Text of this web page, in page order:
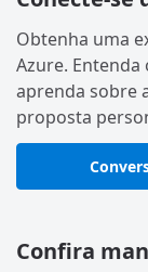
Obtenha uma
Azure. Entenda
aprenda sobre
proposta
Confira